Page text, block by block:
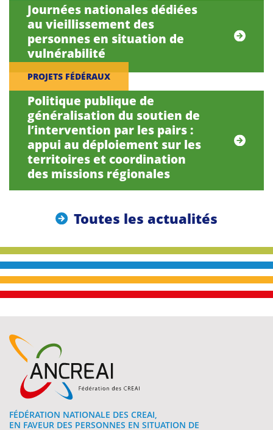
Journées nationales dédiées
au vieillissement des
personnes en situation de
vulnérabilité
PROJETS FÉDÉRAUX
Politique publique de
généralisation du soutien de
l’intervention par les pairs :
appui au déploiement sur les
territoires et coordination
des missions régionales
Toutes les actualités
FÉDÉRATION NATIONALE DES CREAI,
EN FAVEUR DES PERSONNES EN SITUATION DE